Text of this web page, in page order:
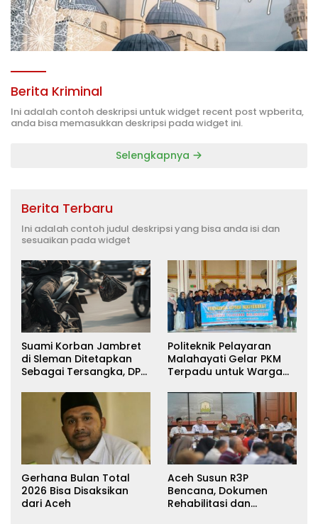
Berita Kriminal
Ini adalah contoh deskripsi untuk widget recent post wpberita,
anda bisa memasukkan deskripsi pada widget ini.
Selengkapnya
Berita Terbaru
Ini adalah contoh judul deskripsi yang bisa anda isi dan
sesuaikan pada widget
Suami Korban Jambret
di Sleman Ditetapkan
Sebagai Tersangka, DPR
Keadilan
Politeknik Pelayaran
Malahayati Gelar PKM
Terpadu untuk Warga
Pidie Jaya
Gerhana Bulan Total
2026 Bisa Disaksikan
dari Aceh
Aceh Susun R3P
Bencana, Dokumen
Rehabilitasi dan